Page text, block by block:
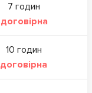
7 годин
договірна
10 годин
договірна